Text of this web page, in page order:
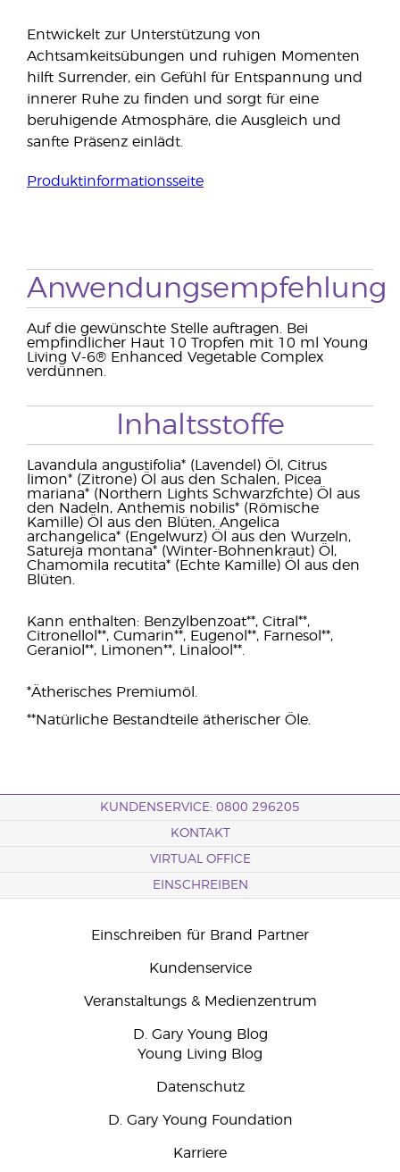
Entwickelt zur Unterstützung von
Achtsamkeitsübungen und ruhigen Momenten
hilft Surrender, ein Gefühl für Entspannung und
innerer Ruhe zu finden und sorgt für eine
beruhigende Atmosphäre, die Ausgleich und
sanfte Präsenz einlädt.
Produktinformationsseite
Anwendungsempfehlung
Auf die gewünschte Stelle auftragen. Bei
empfindlicher Haut 10 Tropfen mit 10 ml Young
Living V-6® Enhanced Vegetable Complex
verdünnen.
Inhaltsstoffe
Lavandula angustifolia* (Lavendel) Öl, Citrus
limon* (Zitrone) Öl aus den Schalen, Picea
mariana* (Northern Lights Schwarzfchte) Öl aus
den Nadeln, Anthemis nobilis* (Römische
Kamille) Öl aus den Blüten, Angelica
archangelica* (Engelwurz) Öl aus den Wurzeln,
Satureja montana* (Winter-Bohnenkraut) Öl,
Chamomila recutita* (Echte Kamille) Öl aus den
Blüten.
Kann enthalten: Benzylbenzoat**, Citral**,
Citronellol**, Cumarin**, Eugenol**, Farnesol**,
Geraniol**, Limonen**, Linalool**.
*Ätherisches Premiumöl.
**Natürliche Bestandteile ätherischer Öle.
KUNDENSERVICE: 0800 296205
KONTAKT
VIRTUAL OFFICE
EINSCHREIBEN
Einschreiben für Brand Partner
Kundenservice
Veranstaltungs & Medienzentrum
D. Gary Young Blog
Young Living Blog
Datenschutz
D. Gary Young Foundation
Karriere